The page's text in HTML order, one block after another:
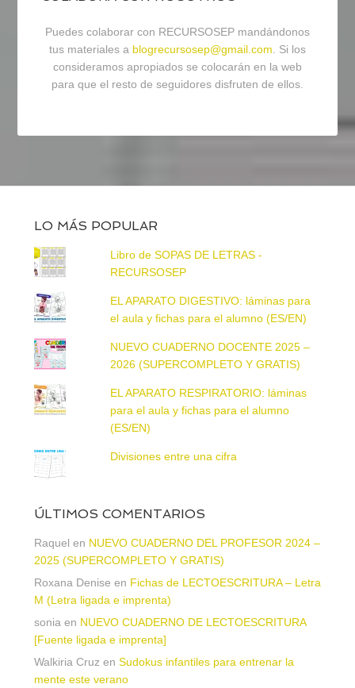
Puedes colaborar con RECURSOSEP mandándonos
tus materiales a blogrecursosep@gmail.com. Si los
consideramos apropiados se colocarán en la web
para que el resto de seguidores disfruten de ellos.
LO MÁS POPULAR
Libro de SOPAS DE LETRAS -
RECURSOSEP
EL APARATO DIGESTIVO: láminas para
el aula y fichas para el alumno (ES/EN)
NUEVO CUADERNO DOCENTE 2025 –
2026 (SUPERCOMPLETO Y GRATIS)
EL APARATO RESPIRATORIO: láminas
para el aula y fichas para el alumno
(ES/EN)
Divisiones entre una cifra
ÚLTIMOS COMENTARIOS
Raquel en NUEVO CUADERNO DEL PROFESOR 2024 –
2025 (SUPERCOMPLETO Y GRATIS)
Roxana Denise en Fichas de LECTOESCRITURA – Letra
M (Letra ligada e imprenta)
sonia en NUEVO CUADERNO DE LECTOESCRITURA
[Fuente ligada e imprenta]
Walkiria Cruz en Sudokus infantiles para entrenar la
mente este verano